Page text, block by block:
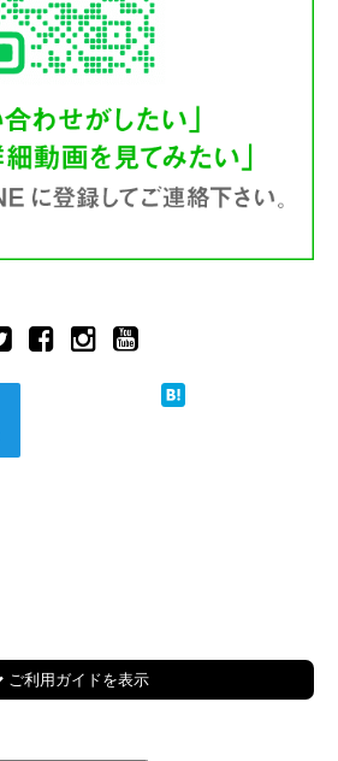
ご利用ガイドを表示